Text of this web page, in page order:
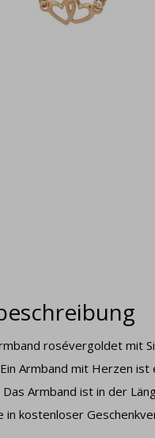
rosévergoldet mit
Armband mit Herzen
Armband ist in der
in kostenloser